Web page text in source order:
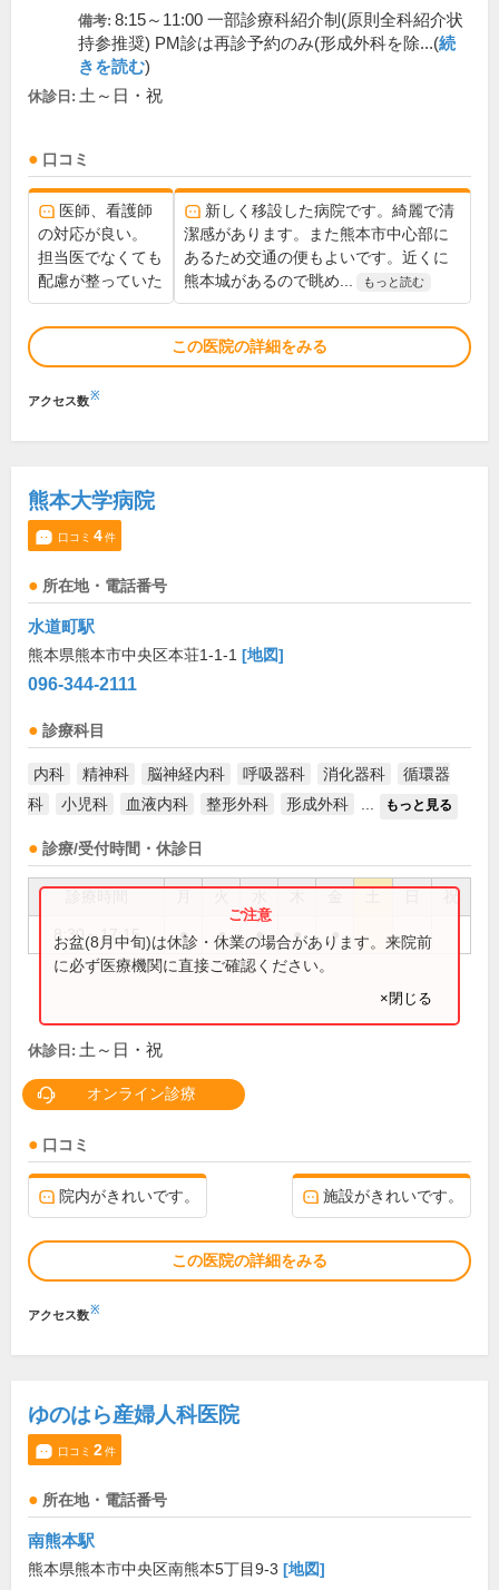
備考: 8:15～11:00 一部診療科紹介制(原則全科紹介状
持参推奨) PM診は再診予約のみ(形成外科を除...(続
きを読む)
休診日: 土～日・祝
口コミ
医師、看護師
の対応が良い。
担当医でなくても
配慮が整っていた
新しく移設した病院です。綺麗で清
潔感があります。また熊本市中心部に
あるため交通の便もよいです。近くに
熊本城があるので眺め...
もっと読む
この医院の詳細をみる
アクセス数※
熊本大学病院
口コミ 4件
所在地・電話番号
水道町駅
熊本県熊本市中央区本荘1-1-1 [地図]
096-344-2111
診療科目
内科 精神科 脳神経内科 呼吸器科 消化器科
循環器
科
小児科 血液内科 整形外科 形成外科 もっと見る
診療/受付時間・休診日
祝
8:30～17:15 ● ● ● ● ●
お盆(8月中旬)は休診・休業の場合があります。来院前
に必ず医療機関に直接ご確認ください。
×閉じる
休診日: 土～日・祝
オンライン診療
口コミ
院内がきれいです。 施設がきれいです。
この医院の詳細をみる
アクセス数※
ゆのはら産婦人科医院
口コミ 2件
所在地・電話番号
南熊本駅
熊本県熊本市中央区南熊本5丁目9-3 [地図]